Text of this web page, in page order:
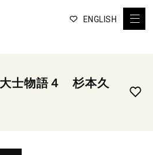
ENGLISH
士物語４ 杉本久